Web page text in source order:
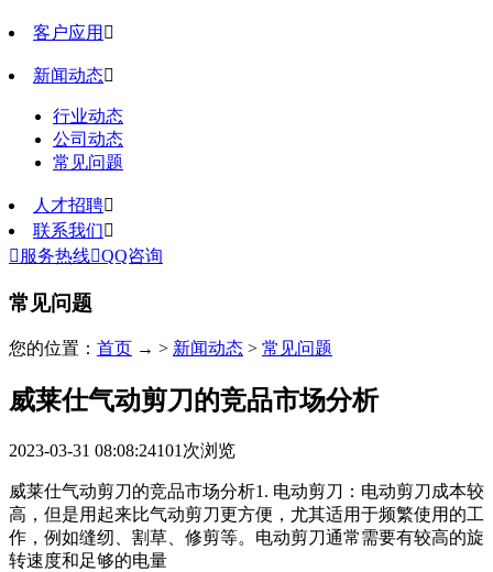
客户应用 
新闻动态
行业动态
公司动态
常见问题
人才招聘
联系我们
 服务热线QQ咨询
常见问题
您的位置： 首页 → > 新闻动态 > 常见问题
威莱仕气动剪刀的竞品市场分析
2023-03-31 08:08:24101 次浏览
威莱仕气动剪刀的竞品市场分析1. 电动剪刀：电动剪刀成本较
高，但是用起来比气动剪刀更方便，尤其适用于频繁使用的工
作，例如缝纫、割草、修剪等。电动剪刀通常需要有较高的旋
转速度和足够的电量